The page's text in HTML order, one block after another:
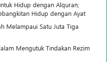
Hidup dengan Alquran;
Hidup dengan Ayat
Melampaui Satu Juta Tiga
Mengutuk Tindakan Rezim